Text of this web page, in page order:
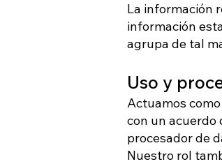
La información
información
agrupa de tal
Uso y
Actuamos
con un acuerdo
procesador de
Nuestro rol